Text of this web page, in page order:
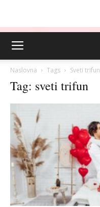
Naslovna Tags Sveti trifun
Tag: sveti trifun